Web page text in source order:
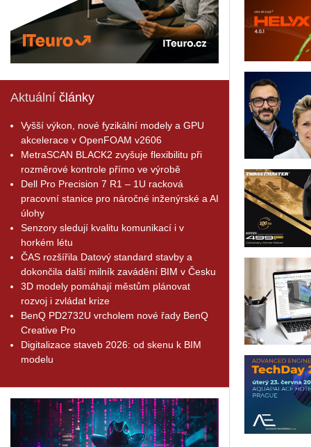
Aktuální články
Vyšší výkon, nové fyzikální modely a GPU
akcelerace v OpenFOAM v2606
MetraSCAN BLACK2 zvyšuje flexibilitu při
rozměrové kontrole přímo ve výrobě
Dell Pro Precision 7 R1 – 1U racková
pracovní stanice pro náročné inženýrské a AI
úlohy
Senzory sledují kvalitu komunikací i v
horkém létu
ČAS rozšířila Datový standard stavby a
dokončila další milník zavádění BIM v Česku
3D modely pomáhají městům plánovat
rozvoj i zvládat krize
BenQ PD2732U vrcholem nové řady BenQ
Creative Pro
Digitalizace staveb 2026: od skenu k BIM
modelu